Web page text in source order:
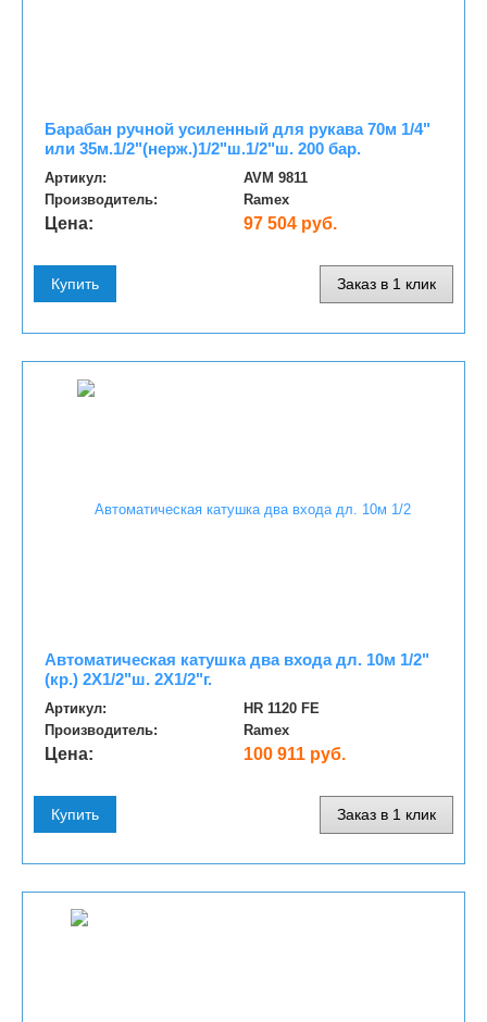
Барабан ручной усиленный для рукава 70м 1/4"
или 35м.1/2"(нерж.)1/2"ш.1/2"ш. 200 бар.
Артикул:
AVM 9811
Производитель:
Ramex
Цена: 97 504 руб.
Купить Заказ в 1 клик
Автоматическая катушка два входа дл. 10м 1/2"
(кр.) 2Х1/2"ш. 2Х1/2"г.
Артикул:
HR 1120 FE
Производитель:
Ramex
Цена: 100 911 руб.
Купить Заказ в 1 клик